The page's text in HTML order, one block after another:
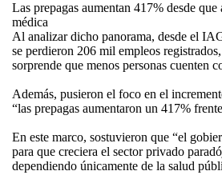
Las prepagas aumentan 417% desde
médica
Al analizar dicho panorama, desde el
se perdieron 206 mil empleos
sorprende que menos personas cuenten
Además, pusieron el foco en el
“las prepagas aumentaron un 417%
En este marco, sostuvieron que “el
para que creciera el sector privado
dependiendo únicamente de la salud